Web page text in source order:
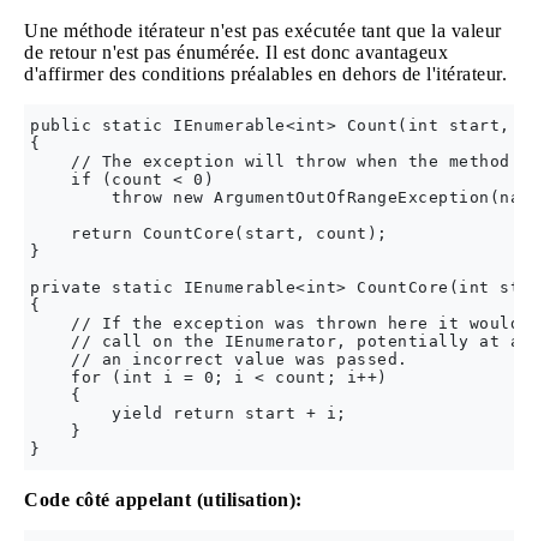
Une méthode itérateur n'est pas exécutée tant que la valeur
de retour n'est pas énumérée. Il est donc avantageux
d'affirmer des conditions préalables en dehors de l'itérateur.
public static IEnumerable<int> Count(int start,
{
// The exception will throw when the method
    if (count < 0)
throw new
    return CountCore(start, count);
}
private static IEnumerable<int> CountCore(int
{
// If the exception was thrown here it would
// call on the IEnumerator, potentially at a
    // an incorrect value was passed.
    for (int i = 0; i < count; i++)
    {
        yield return start + i;
    }
Code côté appelant (utilisation):